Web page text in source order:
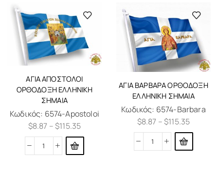
ΑΓΊΑ ΑΠΌΣΤΟΛΟΙ
ΟΡΘΌΔΟΞΗ ΕΛΛΗΝΙΚΗ
ΣΗΜΑΊΑ
Κωδικός: 6574-Apostoloi
$8.87 –$115.35
ΑΓΊΑ ΒΑΡΒΆΡΑ ΟΡΘΌΔΟΞΗ
ΕΛΛΗΝΙΚΗ ΣΗΜΑΊΑ
Κωδικός: 6574-Barbara
$8.87 –$115.35